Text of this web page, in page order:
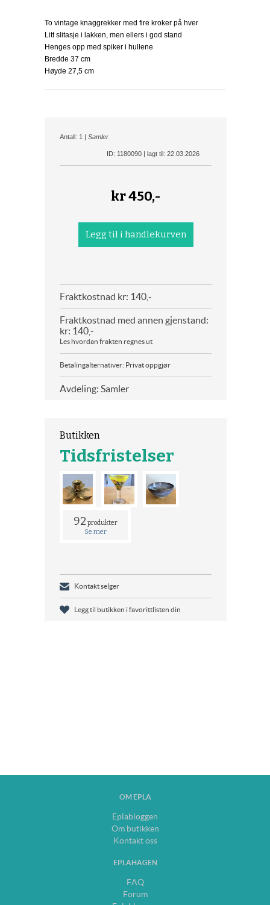
To vintage knaggrekker med fire kroker på hver
Litt slitasje i lakken, men ellers i god stand
Henges opp med spiker i hullene
Bredde 37 cm
Høyde 27,5 cm
Antall: 1 | Samler
ID: 1180090 | lagt til: 22.03.2026
kr450,-
Fraktkostnad kr: 140,-
Fraktkostnad med annen gjenstand:
kr: 140,-
Les hvordan frakten regnes ut
Betalingalternativer: Privat oppgjør
Avdeling: Samler
Butikken
Tidsfristelser
92 produkter
Se mer
Kontakt selger
Legg til butikken i favorittlisten din
OM EPLA
Eplabloggen
Om butikken
Kontakt oss
EPLAHAGEN
FAQ
Forum